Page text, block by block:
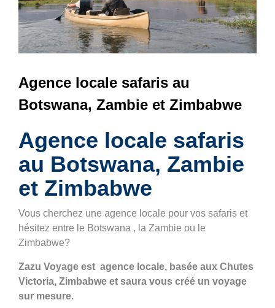
Agence locale safaris au
Botswana, Zambie et Zimbabwe
Agence locale safaris
au Botswana, Zambie
et Zimbabwe
Vous cherchez une agence locale pour vos safaris et
hésitez entre le Botswana , la Zambie ou le
Zimbabwe?
Zazu Voyage est agence locale, basée aux Chutes
Victoria, Zimbabwe et saura vous créé un voyage
sur mesure.